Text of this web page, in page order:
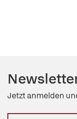
Jetzt anmelden